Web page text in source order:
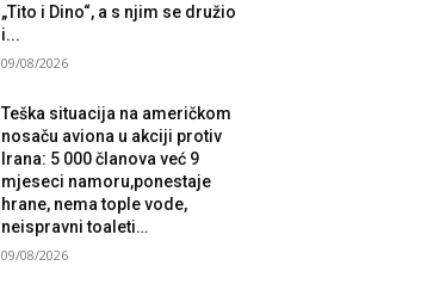
„Tito i Dino“, a s njim se družio
i...
09/08/2026
Teška situacija na američkom
nosaču aviona u akciji protiv
Irana: 5 000 članova već 9
mjeseci namoru,ponestaje
hrane, nema tople vode,
neispravni toaleti…
09/08/2026